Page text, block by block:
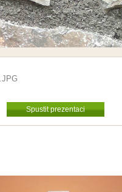
Spustit prezentaci